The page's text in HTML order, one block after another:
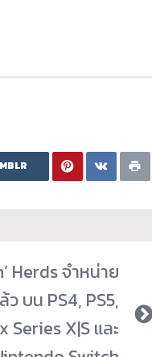
Herds จำหน่าย
ว บน PS4, PS5,
Series X|S และ